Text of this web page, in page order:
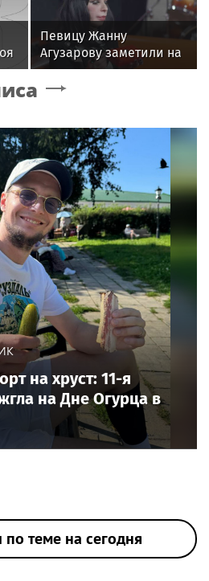
Певицу Жанну
Агузарову заметили на
отдыхе в загородном
отеле с 22-летним
на хруст: 11-я
на Дне Огурца в
по теме на сегодня